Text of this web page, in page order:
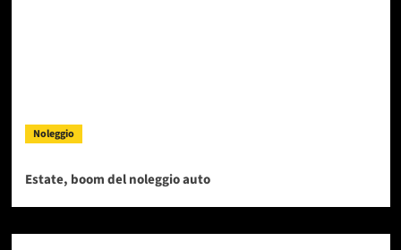
Noleggio
Estate, boom del noleggio auto